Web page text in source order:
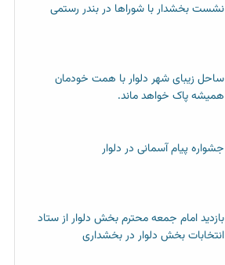
نشست بخشدار با شوراها در بندر رستمی
ساحل زیبای شهر دلوار با همت خودمان
همیشه پاک خواهد ماند.
جشواره پیام آسمانی در دلوار
بازدید امام جمعه محترم بخش دلوار از ستاد
انتخابات بخش دلوار در بخشداری